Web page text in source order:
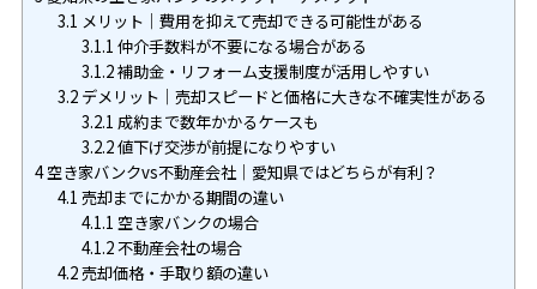
3.1 メリット｜費用を抑えて売却できる可能性がある
3.1.1 仲介手数料が不要になる場合がある
3.1.2補助金・リフォーム支援制度が活用しやすい
3.2 デメリット｜売却スピードと価格に大きな不確実性がある
3.2.1 成約まで数年かかるケースも
3.2.2値下げ交渉が前提になりやすい
4空き家バンクvs不動産会社｜愛知県ではどちらが有利？
4.1 売却までにかかる期間の違い
4.1.1 空き家バンクの場合
4.1.2不動産会社の場合
4.2売却価格・手取り額の違い